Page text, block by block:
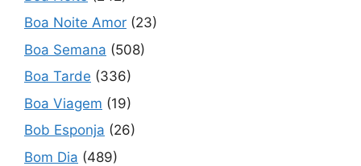
Boa Noite Amor (23)
Boa Semana (508)
Boa Tarde (336)
Boa Viagem (19)
Bob Esponja (26)
Bom Dia (489)